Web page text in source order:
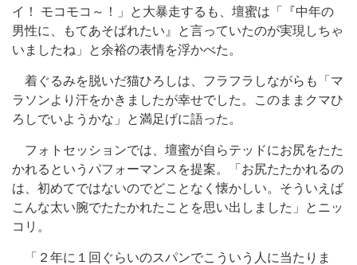
イ！ モコモコ～！」と大暴走するも、壇蜜は「『中年の
男性に、もてあそばれたい』と言っていたのが実現しちゃ
いましたね」と余裕の表情を浮かべた。
着ぐるみを脱いだ猫ひろしは、フラフラしながらも「マ
ラソンより汗をかきましたが幸せでした。このままクマひ
ろしでいようかな」と満足げに語った。
フォトセッションでは、壇蜜が自らテッドにお尻をたた
かれるというパフォーマンスを提案。「お尻たたかれるの
は、初めてではないのでどことなく懐かしい。そういえば
こんな太い腕でたたかれたことを思い出しました」とニッ
コリ。
「２年に１回ぐらいのスパンでこういう人に当たりま